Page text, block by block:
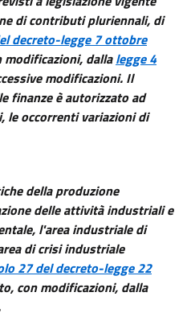
di contributi pluriennali, di
decreto-legge 7 ottobre
dallalegge 4
modificazioni. Il
finanze è autorizzato ad
le occorrenti variazioni di
della produzione
delle attività industriali e
l'area industriale di
di crisi industriale
27 del decreto-legge 22
con modificazioni, dalla